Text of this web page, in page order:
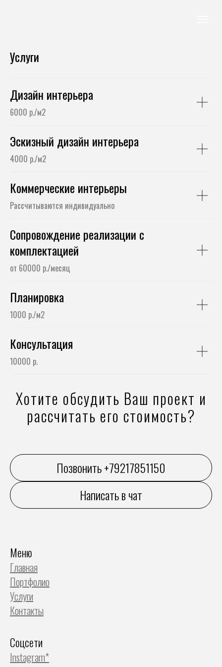
Услуги
Дизайн интерьера
6000 р./м2
Эскизный дизайн интерьера
4000 р./м2
Коммерческие интерьеры
Рассчитываются индивидуально
Сопровождение реализации с
комплектацией
от 60000 р./месяц
Планировка
1000 р./м2
Консультация
10000 р.
Хотите обсудить Ваш проект и
рассчитать его стоимость?
Позвонить +79217851150
Написать в чат
Меню
Главная
Портфолио
Услуги
Контакты
Соцсети
Instagram*